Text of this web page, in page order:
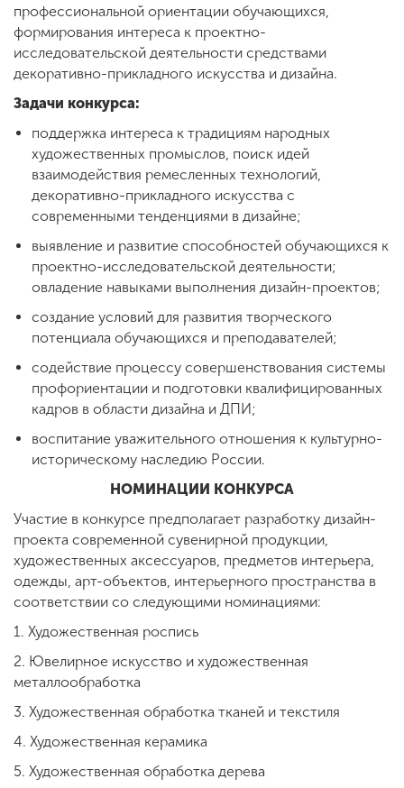
профессиональной ориентации обучающихся,
формирования интереса к проектно-
исследовательской деятельности средствами
декоративно-прикладного искусства и дизайна.
Задачи конкурса:
поддержка интереса к традициям народных
художественных промыслов, поиск идей
взаимодействия ремесленных технологий,
декоративно-прикладного искусства с
современными тенденциями в дизайне;
выявление и развитие способностей обучающихся к
проектно-исследовательской деятельности;
овладение навыками выполнения дизайн-проектов;
создание условий для развития творческого
потенциала обучающихся и преподавателей;
содействие процессу совершенствования системы
профориентации и подготовки квалифицированных
кадров в области дизайна и ДПИ;
воспитание уважительного отношения к культурно-
историческому наследию России.
НОМИНАЦИИ КОНКУРСА
Участие в конкурсе предполагает разработку дизайн-
проекта современной сувенирной продукции,
художественных аксессуаров, предметов интерьера,
одежды, арт-объектов, интерьерного пространства в
соответствии со следующими номинациями:
1. Художественная роспись
2. Ювелирное искусство и художественная
металлообработка
3. Художественная обработка тканей и текстиля
4. Художественная керамика
5. Художественная обработка дерева